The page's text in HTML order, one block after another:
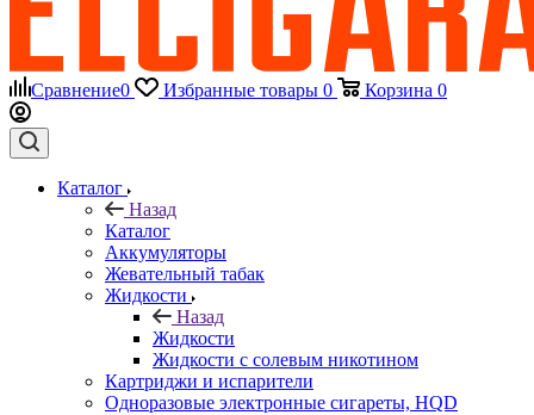
Сравнение0 Избранные товары 0 Корзина 0
Каталог
Назад
Каталог
Аккумуляторы
Жевательный табак
Жидкости
Назад
Жидкости
Жидкости с солевым никотином
Картриджи и испарители
Одноразовые электронные сигареты, HQD